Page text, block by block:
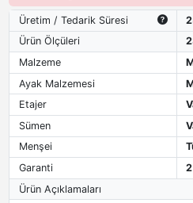
Üretim / Tedarik Süresi
Ürün Ölçüleri
Malzeme
Ayak Malzemesi
Etajer
Sümen
Menşei
Garanti
2
Ürün Açıklamaları